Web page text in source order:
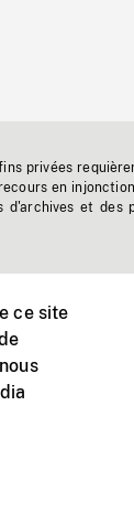
privées
en
d'archives et des
ce site